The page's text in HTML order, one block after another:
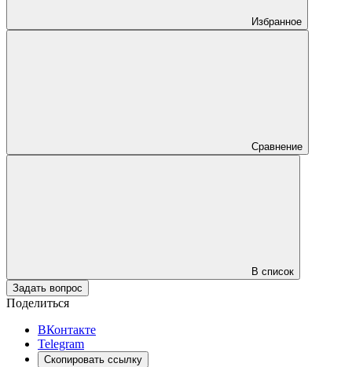
Избранное
Сравнение
В список
Задать вопрос
Поделиться
ВКонтакте
Telegram
Скопировать ссылку